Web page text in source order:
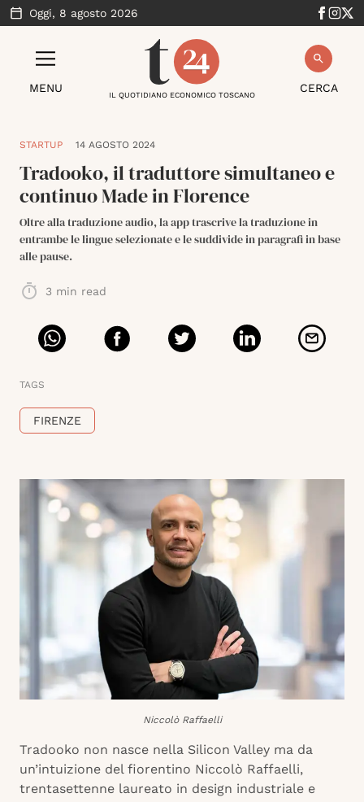
Oggi, 8 agosto 2026
MENU CERCA
IL QUOTIDIANO ECONOMICO TOSCANO
STARTUP 14 AGOSTO 2024
Tradooko, il traduttore simultaneo e
continuo Made in Florence
Oltre alla traduzione audio, la app trascrive la traduzione in
entrambe le lingue selezionate e le suddivide in paragrafi in base
alle pause.
3 min read
TAGS
FIRENZE
Niccolò Raffaelli
Tradooko non nasce nella Silicon Valley ma da
un’intuizione del fiorentino Niccolò Raffaelli,
trentasettenne laureato in design industriale e